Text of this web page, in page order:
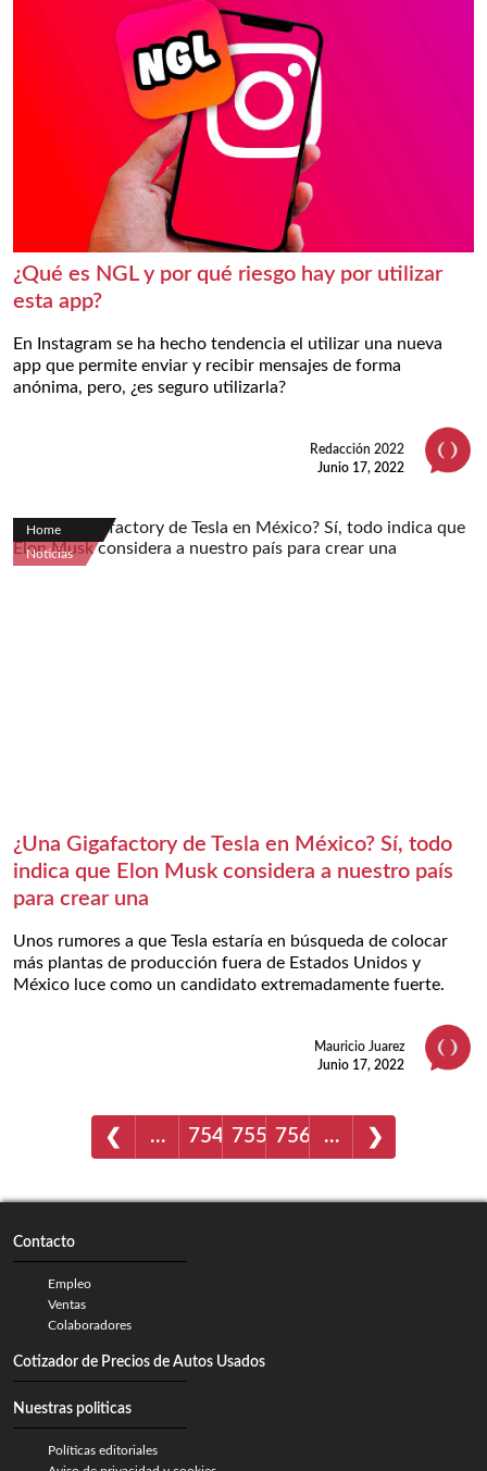
¿Qué es NGL y por qué riesgo hay por utilizar
esta app?
En Instagram se ha hecho tendencia el utilizar una nueva
app que permite enviar y recibir mensajes de forma
anónima, pero, ¿es seguro utilizarla?
Redacción 2022
Junio 17, 2022
Home
Noticias
¿Una Gigafactory de Tesla en México? Sí, todo
indica que Elon Musk considera a nuestro país
para crear una
Unos rumores a que Tesla estaría en búsqueda de colocar
más plantas de producción fuera de Estados Unidos y
México luce como un candidato extremadamente fuerte.
Mauricio Juarez
Junio 17, 2022
❮ … 754 755 756 … ❯
Contacto
Empleo
Ventas
Colaboradores
Cotizador de Precios de Autos Usados
Nuestras politicas
Políticas editoriales